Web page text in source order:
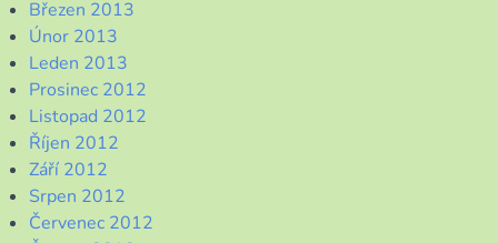
Březen 2013
Únor 2013
Leden 2013
Prosinec 2012
Listopad 2012
Říjen 2012
Září 2012
Srpen 2012
Červenec 2012